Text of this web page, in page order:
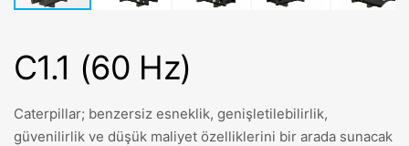
C1.1 (60 Hz)
Caterpillar; benzersiz esneklik, genişletilebilirlik,
güvenilirlik ve düşük maliyet özelliklerini bir arada sunacak